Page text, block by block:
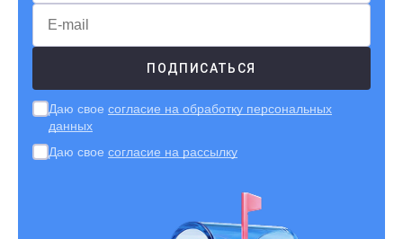
Даю свое согласие на обработку персональных
данных
Даю свое согласие на рассылку